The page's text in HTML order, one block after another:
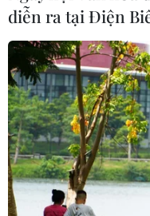
Sở hữu trí tuệ
RSS
Ngôn ngữ
Dịch vụ tin
Liên hệ
diễn ra tại Điện